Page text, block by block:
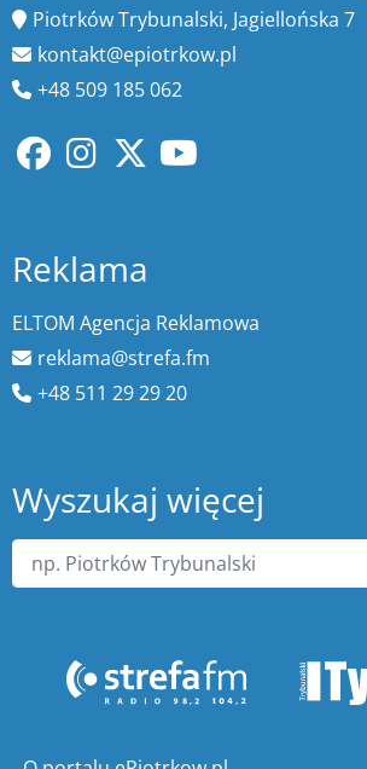
Piotrków Trybunalski, Jagiellońska 7
kontakt@epiotrkow.pl
+48 509 185 062
Reklama
ELTOM Agencja Reklamowa
reklama@strefa.fm
+48 511 29 29 20
Wyszukaj więcej